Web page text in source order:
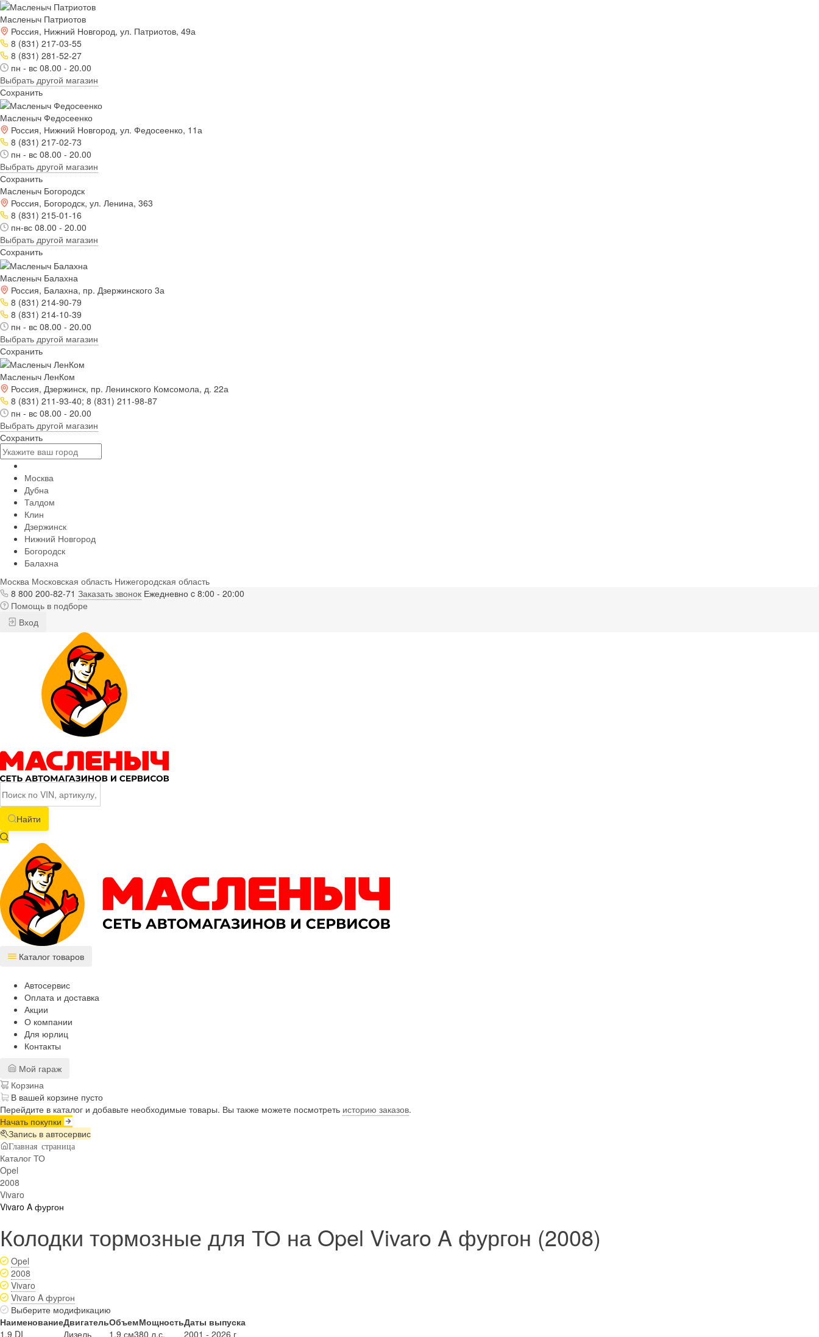
Масленыч Патриотов
Россия, Нижний Новгород, ул. Патриотов, 49а
8 (831) 217-03-55
8 (831) 281-52-27
пн - вс 08.00 - 20.00
Выбрать другой магазин
Сохранить
Масленыч Федосеенко
Россия, Нижний Новгород, ул. Федосеенко, 11а
8 (831) 217-02-73
пн - вс 08.00 - 20.00
Выбрать другой магазин
Сохранить
Масленыч Богородск
Россия, Богородск, ул. Ленина, 363
8 (831) 215-01-16
пн-вс 08.00 - 20.00
Выбрать другой магазин
Сохранить
Масленыч Балахна
Россия, Балахна, пр. Дзержинского 3а
8 (831) 214-90-79
8 (831) 214-10-39
пн - вс 08.00 - 20.00
Выбрать другой магазин
Сохранить
Масленыч ЛенКом
Россия, Дзержинск, пр. Ленинского Комсомола, д. 22а
8 (831) 211-93-40; 8 (831) 211-98-87
пн - вс 08.00 - 20.00
Выбрать другой магазин
Сохранить
Москва
Дубна
Талдом
Клин
Дзержинск
Нижний Новгород
Богородск
Балахна
Москва Московская область Нижегородская область
8 800 200-82-71 Заказать звонок Ежедневно c 8:00 - 20:00
Помощь в подборе
Вход
Найти
Каталог товаров
Автосервис
Оплата и доставка
Акции
О компании
Для юрлиц
Контакты
Мой гараж
Корзина
В вашей корзине пусто
Перейдите в каталог и добавьте необходимые товары. Вы также можете посмотреть историю заказов.
Начать покупки
Запись в автосервис
Главная страница
Каталог ТО
Opel
2008
Vivaro
Vivaro A фургон
Колодки тормозные для ТО на Opel Vivaro A фургон (2008)
Opel
2008
Vivaro
Vivaro A фургон
Выберите модификацию
НаименованиеДвигательОбъемМощностьДаты выпуска
1.9 DI
Дизель 1.9 см380 л.с. 2001 - 2026 г